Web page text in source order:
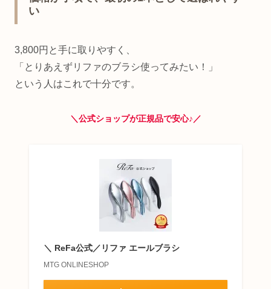
い
3,800円と手に取りやすく、
「とりあえずリファのブラシ使ってみたい！」
という人はこれで十分です。
＼公式ショップが正規品で安心♪／
＼ ReFa公式／リファ エールブラシ
MTG ONLINESHOP